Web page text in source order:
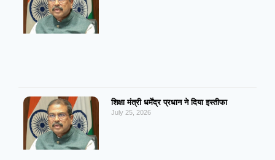
शिक्षा मंत्री धर्मेंद्र प्रधान ने दिया इस्तीफा
July 25, 2026